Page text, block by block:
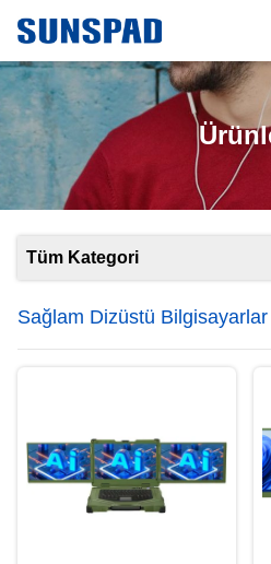
Tüm Kategori
Sağlam Dizüstü Bilgisayarlar